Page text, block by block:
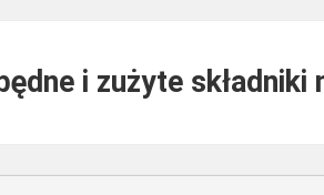
i zużyte składniki